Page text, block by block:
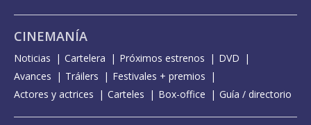
CINEMANÍA
Noticias Cartelera Próximos estrenos
DVD
Avances
Tráilers
Festivales + premios
Actores y actrices
Carteles Box-office Guía / directorio